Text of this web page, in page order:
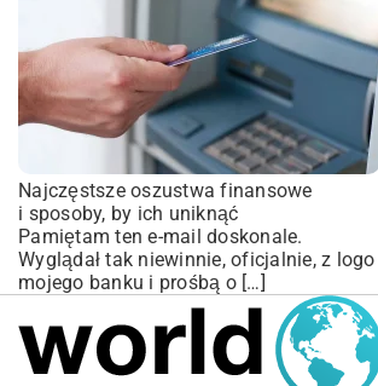
Najczęstsze oszustwa finansowe
i sposoby, by ich uniknąć
Pamiętam ten e-mail doskonale.
Wyglądał tak niewinnie, oficjalnie, z logo
mojego banku i prośbą o […]